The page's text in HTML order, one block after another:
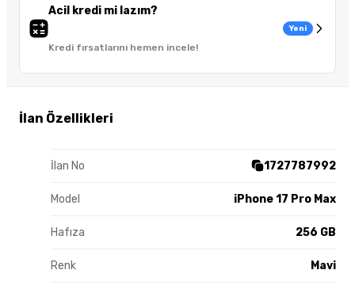
Acil kredi mi lazım?
Kredi fırsatlarını hemen incele!
Yeni
İlan Özellikleri
İlan No 1727787992
Model iPhone 17 Pro Max
Hafıza 256 GB
Renk Mavi